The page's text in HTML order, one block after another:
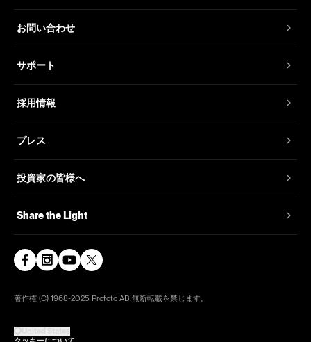
お問い合わせ
サポート
採用情報
プレス
投資家の皆様へ
Share the Light
著作権 (C) 1968-2025 Profoto AB.無断転載を禁じます。